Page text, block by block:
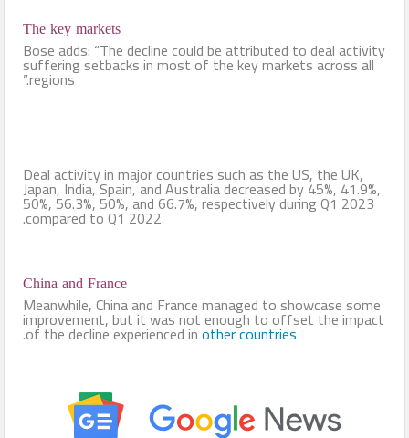
The key markets
Bose adds: “The decline could be attributed to deal activity
suffering setbacks in most of the key markets across all
regions.”
Deal activity in major countries such as the US, the UK,
Japan, India, Spain, and Australia decreased by 45%, 41.9%,
50%, 56.3%, 50%, and 66.7%, respectively during Q1 2023
compared to Q1 2022.
China and France
Meanwhile, China and France managed to showcase some
improvement, but it was not enough to offset the impact
of the decline experienced inother countries
.